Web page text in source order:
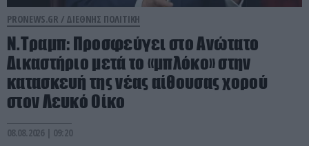
PRONEWS.GR / ΔΙΕΘΝΗΣ ΠΟΛΙΤΙΚΗ
Ν.Τραμπ: Προσφεύγει στο Ανώτατο
Δικαστήριο μετά το «μπλόκο» στην
κατασκευή της νέας αίθουσας χορού
στον Λευκό Οίκο
08.08.2026 | 09:20